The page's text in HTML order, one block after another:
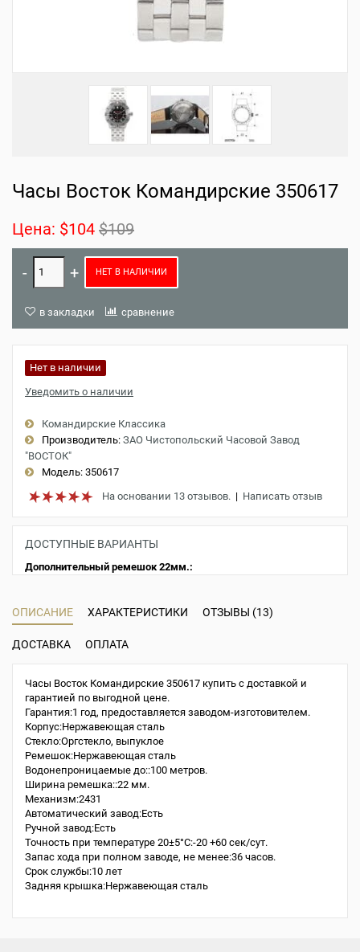
Часы Восток Командирские 350617
Цена: $104 $109
НЕТ В НАЛИЧИИ
в закладки сравнение
Нет в наличии
Уведомить о наличии
Командирские Классика
Производитель: ЗАО Чистопольский Часовой Завод
"ВОСТОК"
Модель: 350617
На основании 13 отзывов. | Написать отзыв
ДОСТУПНЫЕ ВАРИАНТЫ
Дополнительный ремешок 22мм.:
ОПИСАНИЕ ХАРАКТЕРИСТИКИ ОТЗЫВЫ (13)
ДОСТАВКА ОПЛАТА
Часы Восток Командирские 350617 купить с доставкой и
гарантией по выгодной цене.
Гарантия:1 год, предоставляется заводом-изготовителем.
Корпус:Нержавеющая сталь
Стекло:Оргстекло, выпуклое
Ремешок:Нержавеющая сталь
Водонепроницаемые до::100 метров.
Ширина ремешка::22 мм.
Механизм:2431
Автоматический завод:Есть
Ручной завод:Есть
Точность при температуре 20±5°С:-20 +60 сек/сут.
Запас хода при полном заводе, не менее:36 часов.
Срок службы:10 лет
Задняя крышка:Нержавеющая сталь